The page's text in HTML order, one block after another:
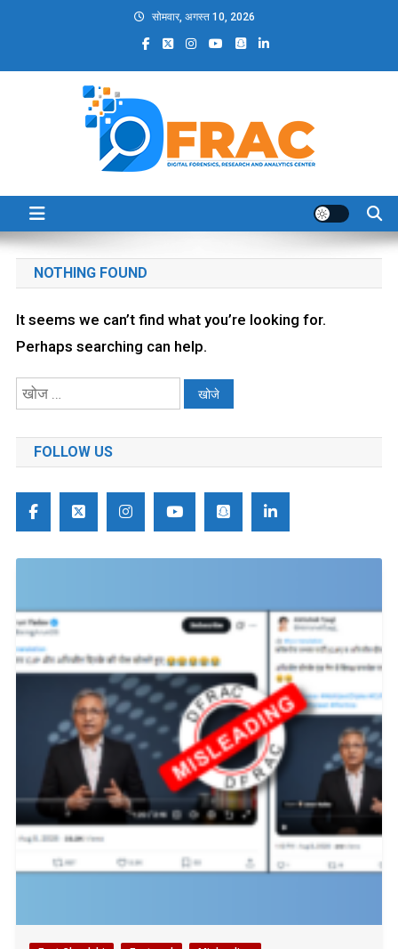
सोमवार, अगस्त 10, 2026
DFRAC_ORG
NOTHING FOUND
It seems we can’t find what you’re looking for.
Perhaps searching can help.
निम्न
खोजें:FOLLOW US